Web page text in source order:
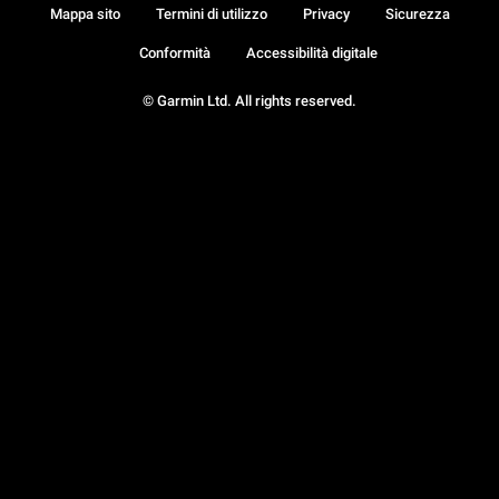
© Garmin Ltd. All rights reserved.
Mappa sito Termini di utilizzo Privacy Sicurezza
Conformità Accessibilità digitale